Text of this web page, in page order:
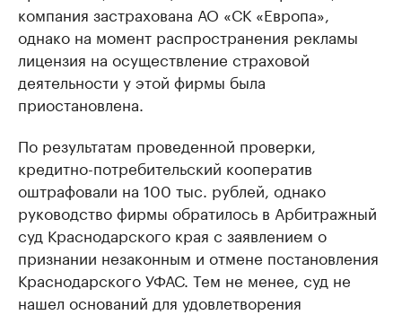
компания застрахована АО «СК «Европа»,
однако на момент распространения рекламы
лицензия на осуществление страховой
деятельности у этой фирмы была
приостановлена.
По результатам проведенной проверки,
кредитно-потребительский кооператив
оштрафовали на 100 тыс. рублей, однако
руководство фирмы обратилось в Арбитражный
суд Краснодарского края с заявлением о
признании незаконным и отмене постановления
Краснодарского УФАС. Тем не менее, суд не
нашел оснований для удовлетворения